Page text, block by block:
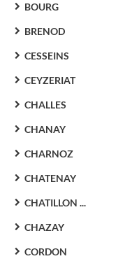
BOURG
BRENOD
CESSEINS
CEYZERIAT
CHALLES
CHANAY
CHARNOZ
CHATENAY
CHATILLON ...
CHAZAY
CORDON